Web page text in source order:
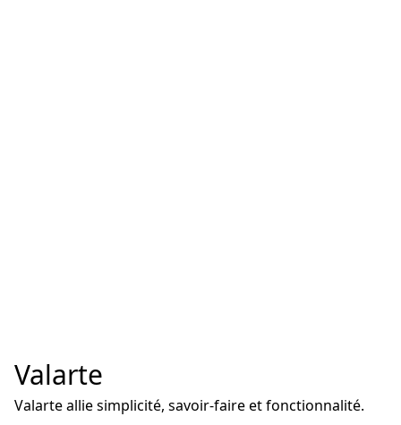
Valarte
Valarte allie simplicité, savoir-faire et fonctionnalité.